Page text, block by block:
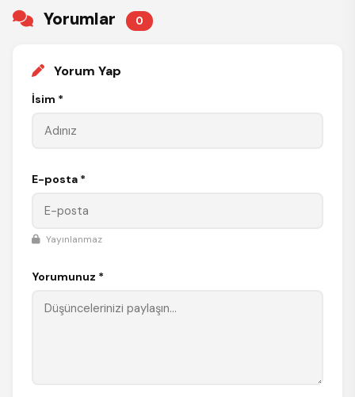
Yorumlar 0
Yorum Yap
İsim *
E-posta *
Yayınlanmaz
Yorumunuz *